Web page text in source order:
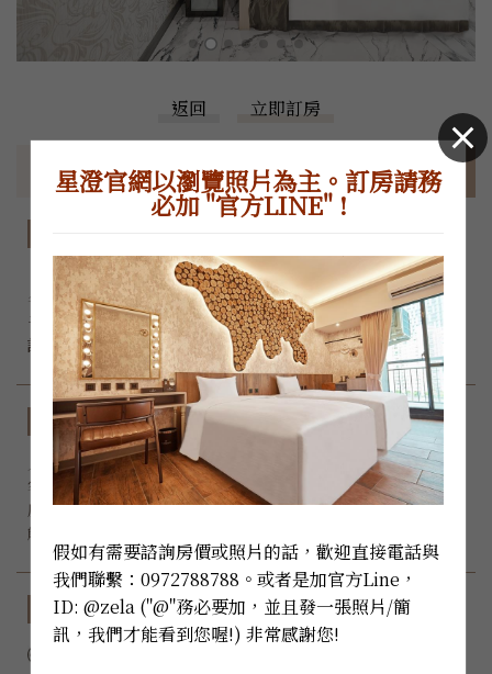
返回 立即訂房
房型特色 價格表 住房須知
『室內粉嫩藍色系搭配牆上的白色童趣動物畫框，
各個不同材質的花朵散落在牆面，角落坐落著一隻可愛的兔
子，
房型規格
入住人數：
x 1
客房床型：4呎加大單人床
房間大小：16.5 m²
能否加床：無
設備與服務
星澄官網以瀏覽照片為主。訂房請務
必加 "官方LINE" !
假如有需要諮詢房價或照片的話，歡迎直接電話與
我們聯繫：0972788788。或者是加官方Line，
ID: @zela ("@"務必要加，並且發一張照片/簡
訊，我們才能看到您喔!) 非常感謝您!